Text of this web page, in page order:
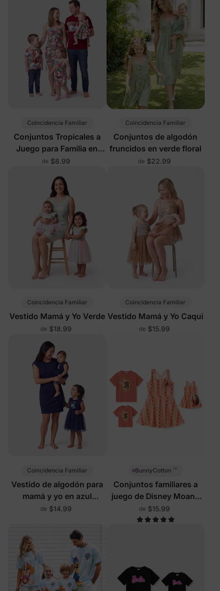
Coincidencia Familiar
Conjuntos Tropicales a
Juego para Familia en
Rojo
de $8.99
Coincidencia Familiar
Conjuntos de algodón
fruncidos en verde floral
de $22.99
Coincidencia Familiar
Vestido Mamá y Yo Verde
de $18.99
Coincidencia Familiar
Vestido Mamá y Yo Caqui
de $15.99
Coincidencia Familiar
Vestido de algodón para
mamá y yo en azul
profundo
de $14.99
BunnyCotton ™
Conjuntos familiares a
juego de Disney Moana
con pantalones cortos
incorporados y
de $15.99